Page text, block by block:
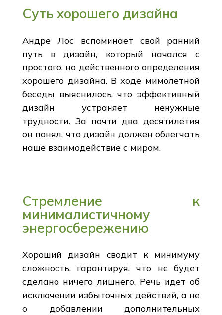
Суть хорошего дизайна
Андре Лос вспоминает свой ранний
путь в дизайн, который начался с
простого, но действенного определения
хорошего дизайна. В ходе мимолетной
беседы выяснилось, что эффективный
дизайн устраняет ненужные
трудности. За почти два десятилетия
он понял, что дизайн должен облегчать
наше взаимодействие с миром.
Стремление к
минималистичному
энергосбережению
Хороший дизайн сводит к минимуму
сложность, гарантируя, что не будет
сделано ничего лишнего. Речь идет об
исключении избыточных действий, а не
о добавлении дополнительных